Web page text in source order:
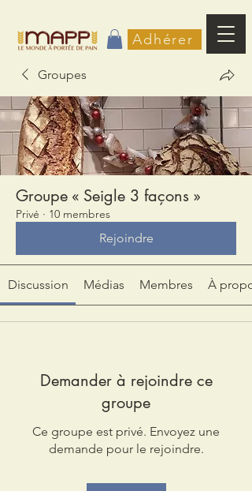
Adhérer
Groupes
Groupe « Seigle 3 façons »
Privé · 10 membres
Rejoindre
Discussion Médias Membres À
Demander à rejoindre ce
groupe
Ce groupe est privé. Envoyez une
demande pour le rejoindre.